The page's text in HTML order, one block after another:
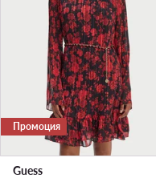
Промоция
Guess